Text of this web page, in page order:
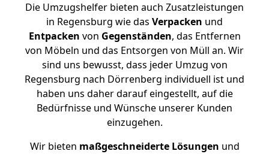
Die Umzugshelfer bieten auch Zusatzleistungen
in Regensburg wie das Verpacken und
Entpacken von Gegenständen, das Entfernen
von Möbeln und das Entsorgen von Müll an. Wir
sind uns bewusst, dass jeder Umzug von
Regensburg nach Dörrenberg individuell ist und
haben uns daher darauf eingestellt, auf die
Bedürfnisse und Wünsche unserer Kunden
einzugehen.
Wir bieten maßgeschneiderte Lösungen und